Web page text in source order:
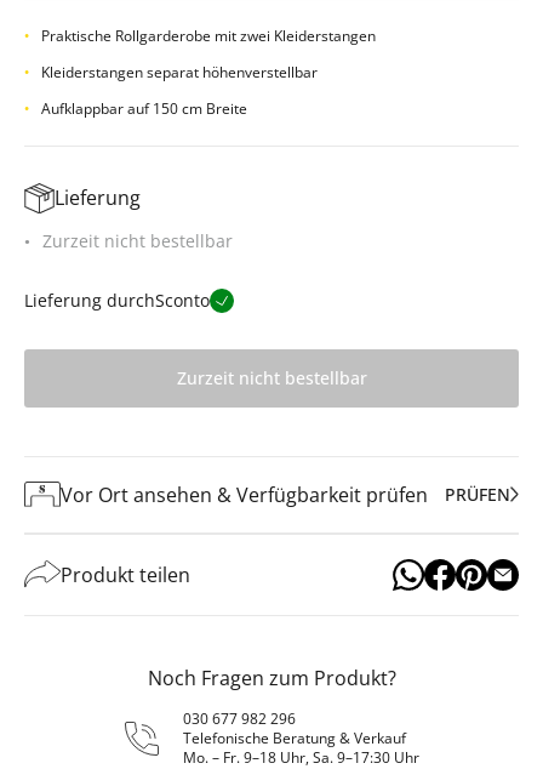
Praktische Rollgarderobe mit zwei Kleiderstangen
Kleiderstangen separat höhenverstellbar
Aufklappbar auf 150 cm Breite
Lieferung
Zurzeit nicht bestellbar
Lieferung durchSconto
Zurzeit nicht bestellbar
Vor Ort ansehen & Verfügbarkeit prüfen PRÜFEN
Produkt teilen
Noch Fragen zum Produkt?
030 677 982 296
Telefonische Beratung & Verkauf
Mo. – Fr. 9–18 Uhr, Sa. 9–17:30 Uhr